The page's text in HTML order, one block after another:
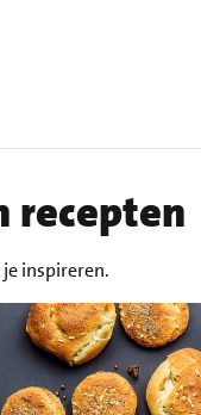
recepten
inspireren.